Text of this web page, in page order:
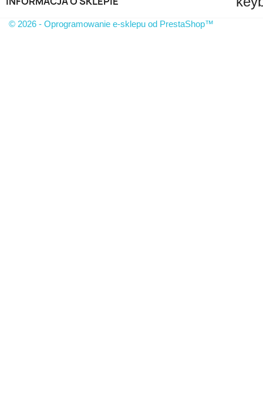
© 2026 - Oprogramowanie e-sklepu od PrestaShop™